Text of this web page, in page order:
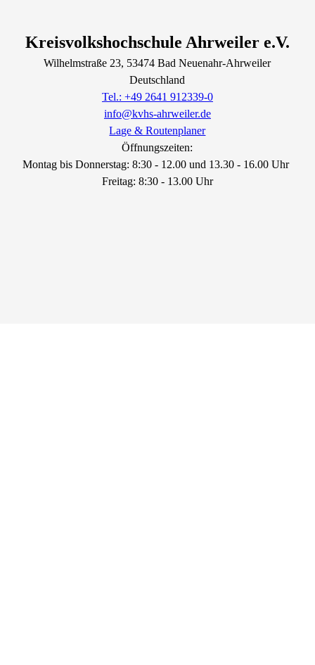
Kreisvolkshochschule Ahrweiler e.V.
Wilhelmstraße 23, 53474Bad Neuenahr-Ahrweiler
Deutschland
Tel.: +49 2641 912339-0
info@kvhs-ahrweiler.de
Lage & Routenplaner
Öffnungszeiten:
Montag bis Donnerstag: 8:30 - 12.00 und 13.30 - 16.00 Uhr
Freitag: 8:30 - 13.00 Uhr